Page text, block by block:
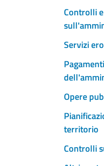
Controlli
Servizi
Pagamenti
Opere
territorio
Controlli